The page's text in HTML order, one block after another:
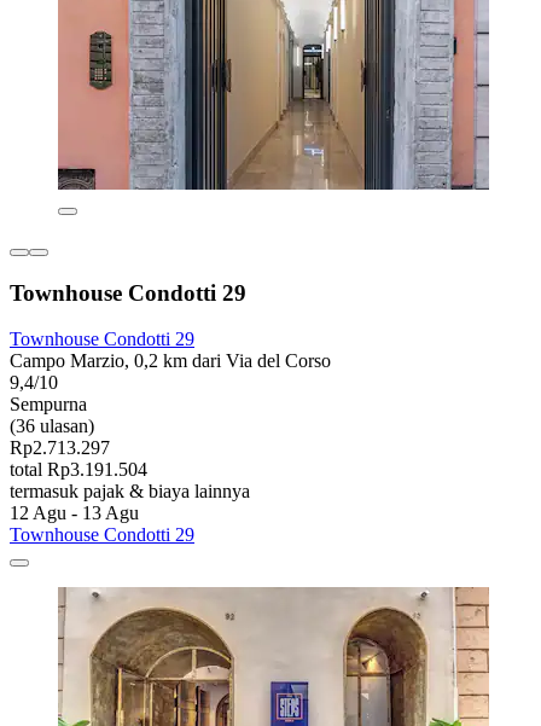
Townhouse Condotti 29
Townhouse Condotti 29
Campo Marzio, 0,2 km dari Via del Corso
9,4/10
Sempurna
(36 ulasan)
Rp2.713.297
total Rp3.191.504
termasuk pajak & biaya lainnya
12 Agu - 13 Agu
Townhouse Condotti 29